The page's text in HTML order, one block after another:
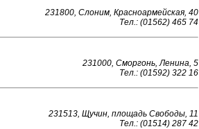
231800, Слоним, Красноармейская, 40
Тел.: (01562) 465 74
231000, Сморгонь, Ленина, 5
Тел.: (01592) 322 16
231513, Щучин, площадь Свободы, 11
Тел.: (01514) 287 42